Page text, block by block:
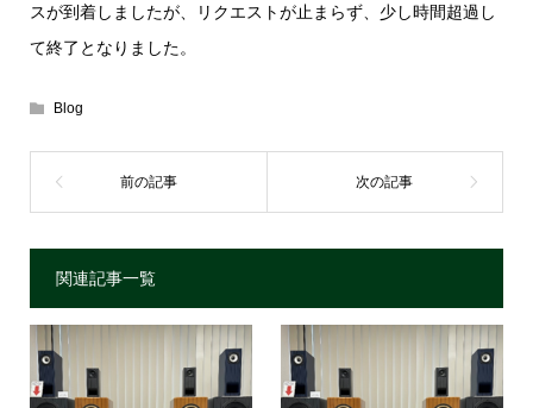
スが到着しましたが、リクエストが止まらず、少し時間超過し
て終了となりました。
Blog
関連記事一覧